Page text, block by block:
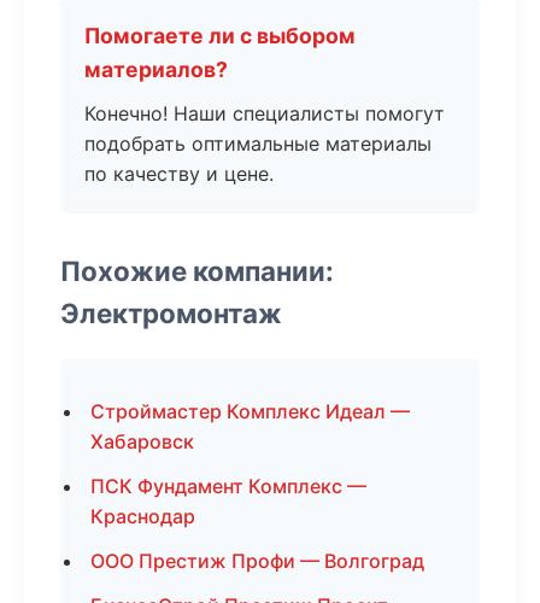
Помогаете ли с выбором
материалов?
Конечно! Наши специалисты помогут
подобрать оптимальные материалы
по качеству и цене.
Похожие компании:
Электромонтаж
Строймастер Комплекс Идеал —
Хабаровск
ПСК Фундамент Комплекс —
Краснодар
ООО Престиж Профи — Волгоград